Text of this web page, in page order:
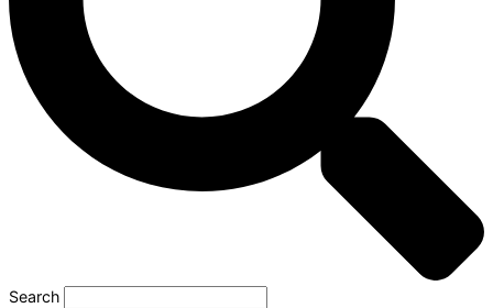
Search